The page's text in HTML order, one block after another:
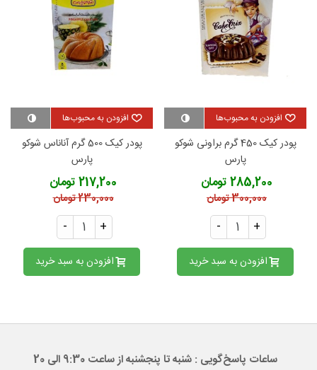
افزودن به محبوب‌ها
پودر کیک 450 گرم براونی شوکو
پارس
285,200 تومان
300,000 تومان
- +
افزودن به سبد خرید
افزودن به محبوب‌ها
پودر کیک 500 گرم آناناس شوکو
پارس
217,200 تومان
230,000 تومان
- +
افزودن به سبد خرید
ساعات پاسخ‌گویی : شنبه تا پنجشنبه از ساعت 9:30 الی 20